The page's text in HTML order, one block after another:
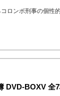
ロンボ刑事の個性
DVD-BOXV 全